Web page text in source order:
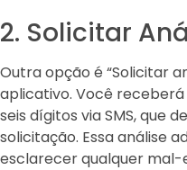
2. Solicitar
Outra opção é “Solicitar
aplicativo. Você
seis dígitos via SMS, que
solicitação. Essa análise
esclarecer qualquer mal-